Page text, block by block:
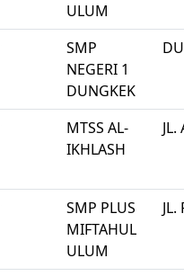
ULUM
SMP
NEGERI 1
DUNGKEK
MTSS AL-
IKHLASH
SMP PLUS
MIFTAHUL
ULUM